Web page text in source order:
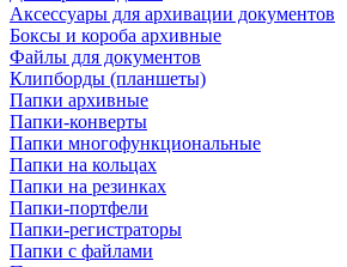
Аксессуары для архивации документов
Боксы и короба архивные
Файлы для документов
Клипборды (планшеты)
Папки архивные
Папки-конверты
Папки многофункциональные
Папки на кольцах
Папки на резинках
Папки-портфели
Папки-регистраторы
Папки с файлами